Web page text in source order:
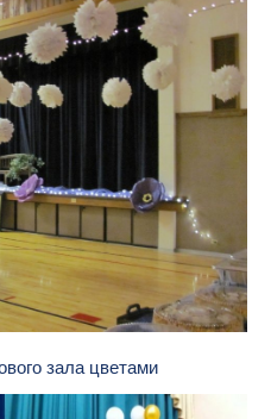
зала цветами